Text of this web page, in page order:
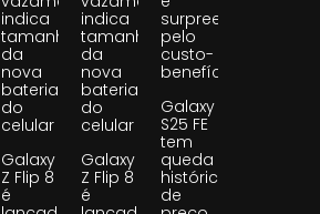
indica
tamanho
da
nova
bateria
do
celular
Galaxy
Z Flip 8
é
indica
tamanho
da
nova
bateria
do
celular
Galaxy
Z Flip 8
é
surpreende
pelo
custo-
benefício
Galaxy
S25 FE
tem
queda
histórica
de